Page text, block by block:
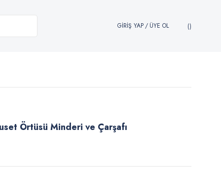
GİRİŞ YAP/ ÜYE OL
Örtüsü Minderi ve Çarşafı